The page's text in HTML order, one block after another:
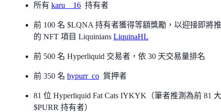
所有 karu__16 持有者
前 100 名 $LQNA 持有者獲得等額獎勵，以迎接即將
的 NFT 項目 Liquinians LiquinaHL
前 500 名 Hyperliquid 交易者，依 30 天交易量排名
前 350 名 hypurr_co 質押者
81 位 Hyperliquid Fat Cats IYKYK（筆者推測為前 81 大
$PURR 持有者）